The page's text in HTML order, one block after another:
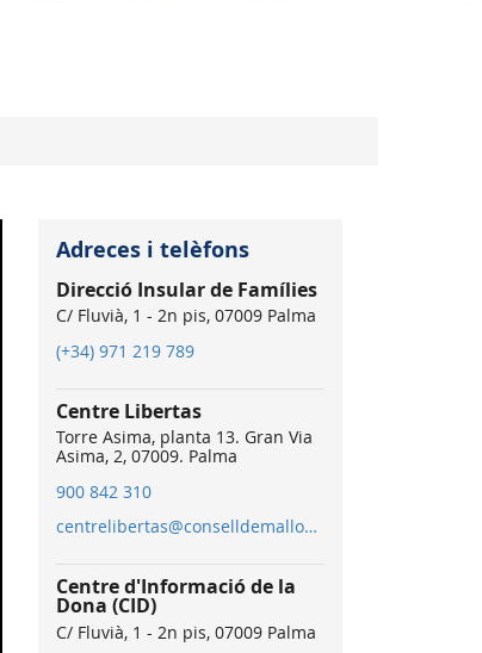
Adreces i telèfons
Direcció Insular de Famílies
C/ Fluvià, 1 - 2n pis, 07009 Palma
(+34) 971 219 789
Centre Libertas
Torre Asima, planta 13. Gran Via
Asima, 2, 07009. Palma
900 842 310
centrelibertas@conselldemallorca.net
Centre d'Informació de la
Dona (CID)
C/ Fluvià, 1 - 2n pis, 07009 Palma